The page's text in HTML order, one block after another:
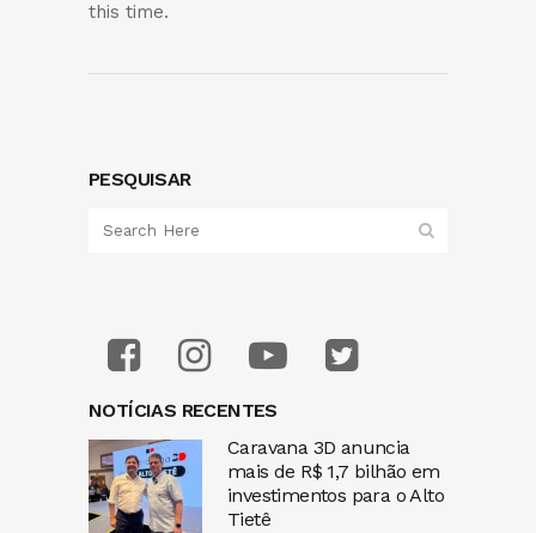
this time.
PESQUISAR
NOTÍCIAS RECENTES
Caravana 3D anuncia
mais de R$ 1,7 bilhão em
investimentos para o Alto
Tietê